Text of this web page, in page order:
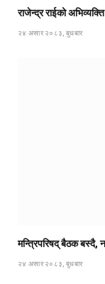
राजेन्द्र राईको
२४ असार २०८३, बुधबार
मन्त्रिपरिषद् बैठक
२४ असार २०८३, बुधबार